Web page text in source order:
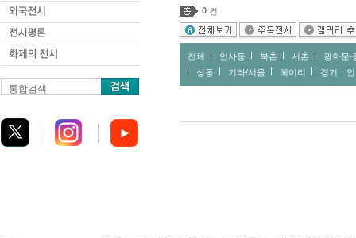
통합검색
0 건
전체 인사동 북촌 서촌
광화문∙
성동
기타/서울 헤이리 경기ㆍ